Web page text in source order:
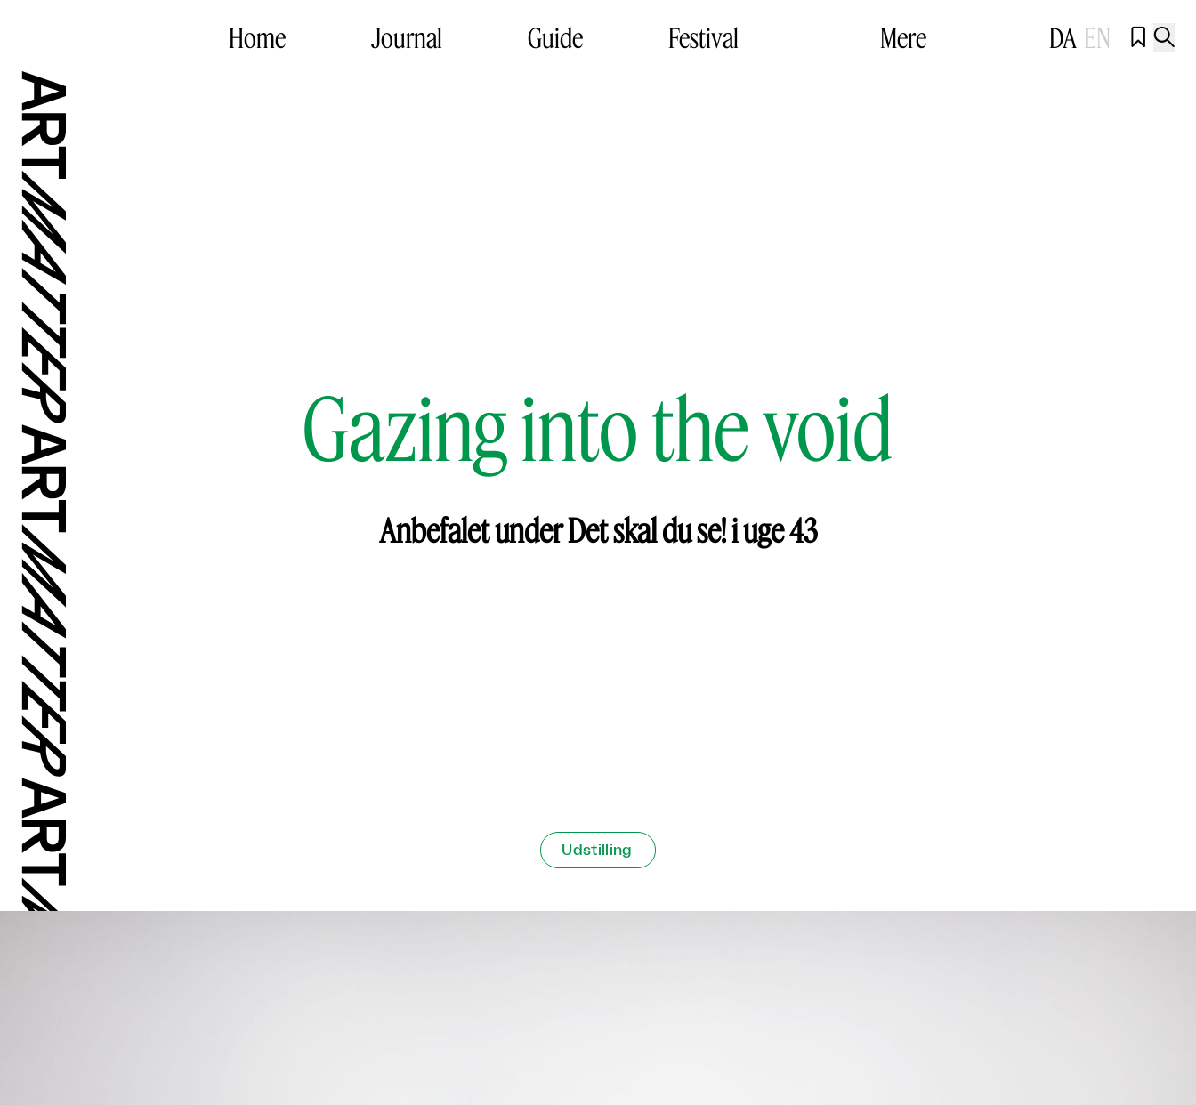
Home Journal Guide Festival Mere DA EN  
Gazing into the void
Anbefalet under Det skal du se! i uge 43
Udstilling